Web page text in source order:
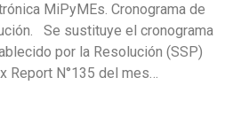
MiPyMEs. Cronograma de
Se sustituye el cronograma
por la Resolución (SSP)
Report N°135 del mes…